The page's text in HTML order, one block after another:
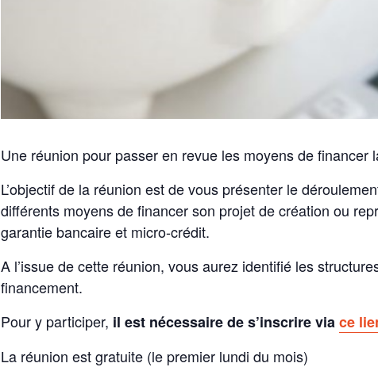
Une réunion pour passer en revue les moyens de financer
L’objectif de la réunion est de vous présenter le
différents moyens de financer son projet de création ou
garantie bancaire et micro-crédit.
A l’issue de cette réunion, vous aurez identifié les
financement.
Pour y participer, il est nécessaire de s’inscrire viace
La réunion est gratuite (le premier lundi du mois)